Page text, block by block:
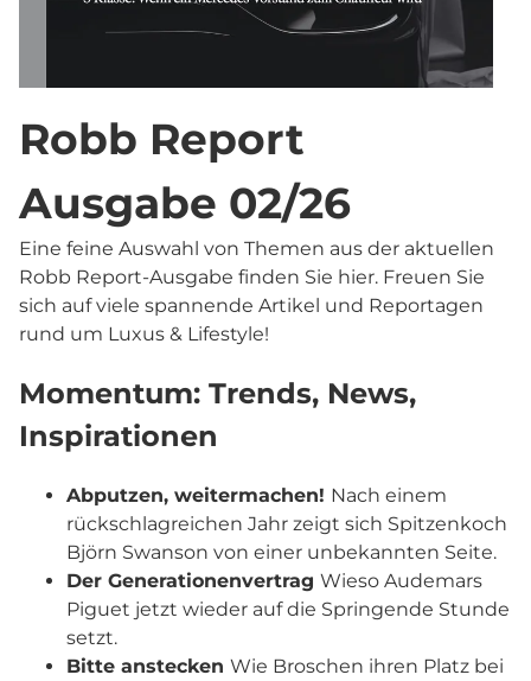
Robb Report
Ausgabe 02/26
Eine feine Auswahl von Themen aus der aktuellen
Robb Report-Ausgabe finden Sie hier. Freuen Sie
sich auf viele spannende Artikel und Reportagen
rund um Luxus & Lifestyle!
Momentum: Trends, News,
Inspirationen
Abputzen, weitermachen! Nach einem
rückschlagreichen Jahr zeigt sich Spitzenkoch
Björn Swanson von einer unbekannten Seite.
Der Generationenvertrag Wieso Audemars
Piguet jetzt wieder auf die Springende Stunde
setzt.
Bitte anstecken Wie Broschen ihren Platz bei